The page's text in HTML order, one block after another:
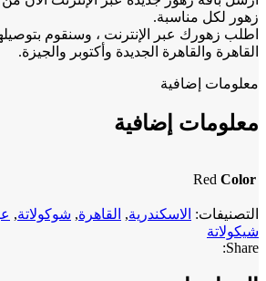
زهور لكل مناسبة.
اطلب زهورك عبر الإنترنت ، وسنقوم
القاهرة والقاهرة الجديدة وأكتوبر والجيزة.
معلومات إضافية
معلومات إضافية
Color
Red
التصنيفات: الاسكندرية, القاهرة, شوكولاتة,
شيكولاتة
Share: